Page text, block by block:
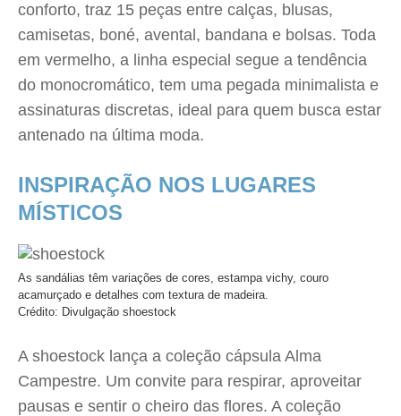
conforto, traz 15 peças entre calças, blusas,
camisetas, boné, avental, bandana e bolsas. Toda
em vermelho, a linha especial segue a tendência
do monocromático, tem uma pegada minimalista e
assinaturas discretas, ideal para quem busca estar
antenado na última moda.
INSPIRAÇÃO NOS LUGARES
MÍSTICOS
As sandálias têm variações de cores, estampa vichy, couro
acamurçado e detalhes com textura de madeira.
Crédito: Divulgação shoestock
A shoestock lança a coleção cápsula Alma
Campestre. Um convite para respirar, aproveitar
pausas e sentir o cheiro das flores. A coleção